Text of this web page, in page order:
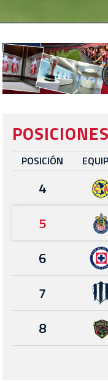
POSICIONES
POSICIÓN
4
5
6
7
8